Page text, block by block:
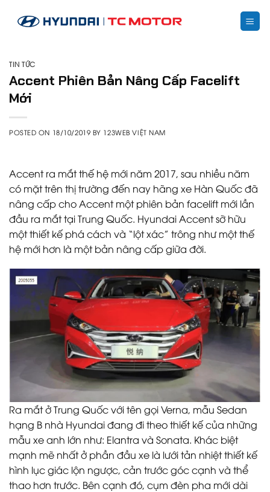
TIN TỨC
Accent Phiên Bản Nâng Cấp Facelift
Mới
POSTED ON 18/10/2019 BY 123WEB VIỆT NAM
Accent ra mắt thế hệ mới năm 2017, sau nhiều năm
có mặt trên thị trường đến nay hãng xe Hàn Quốc đã
nâng cấp cho Accent một phiên bản facelift mới lần
đầu ra mắt tại Trung Quốc. Hyundai Accent sỡ hữu
một thiết kế phá cách và “lột xác” trông như một thế
hệ mới hơn là một bản nâng cấp giữa đời.
Ra mắt ở Trung Quốc với tên gọi Verna, mẫu Sedan
hạng B nhà Hyundai đang đi theo thiết kế của những
mẫu xe anh lớn như: Elantra và Sonata. Khác biệt
mạnh mẽ nhất ở phần đầu xe là lưới tản nhiệt thiết kế
hình lục giác lộn ngược, cản trước góc cạnh và thể
thao hơn trước. Bên cạnh đó, cụm đèn pha mới dài